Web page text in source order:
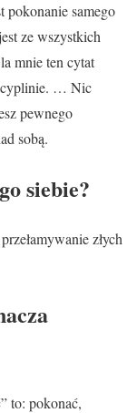
pokonanie samego
ze wszystkich
mnie ten cytat
… Nic
pewnego
sobą.
siebie?
złych
to: pokonać,